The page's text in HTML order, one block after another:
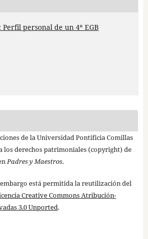
Perfil personal de un 4º EGB
de la Universidad Pontificia Comillas
los derechos patrimoniales (copyright) de
Padres y Maestros.
está permitida la reutilización del
Creative Commons Atribución-
3.0 Unported.